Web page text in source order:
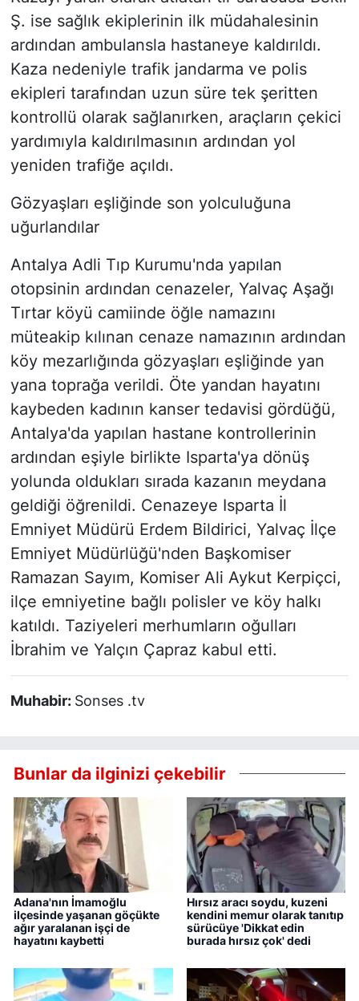
Ş. ise sağlık ekiplerinin ilk müdahalesinin
ardından ambulansla hastaneye kaldırıldı.
Kaza nedeniyle trafik jandarma ve polis
ekipleri tarafından uzun süre tek şeritten
kontrollü olarak sağlanırken, araçların çekici
yardımıyla kaldırılmasının ardından yol
yeniden trafiğe açıldı.
Gözyaşları eşliğinde son yolculuğuna
uğurlandılar
Antalya Adli Tıp Kurumu'nda yapılan
otopsinin ardından cenazeler, Yalvaç Aşağı
Tırtar köyü camiinde öğle namazını
müteakip kılınan cenaze namazının ardından
köy mezarlığında gözyaşları eşliğinde yan
yana toprağa verildi. Öte yandan hayatını
kaybeden kadının kanser tedavisi gördüğü,
Antalya'da yapılan hastane kontrollerinin
ardından eşiyle birlikte Isparta'ya dönüş
yolunda oldukları sırada kazanın meydana
geldiği öğrenildi. Cenazeye Isparta İl
Emniyet Müdürü Erdem Bildirici, Yalvaç İlçe
Emniyet Müdürlüğü'nden Başkomiser
Ramazan Sayım, Komiser Ali Aykut Kerpiçci,
ilçe emniyetine bağlı polisler ve köy halkı
katıldı. Taziyeleri merhumların oğulları
İbrahim ve Yalçın Çapraz kabul etti.
Muhabir: Sonses .tv
Bunlar da ilginizi çekebilir
Adana'nın İmamoğlu
ilçesinde yaşanan göçükte
ağır yaralanan işçi de
hayatını kaybetti
Hırsız aracı soydu, kuzeni
kendini memur olarak tanıtıp
sürücüye 'Dikkat edin
burada hırsız çok' dedi